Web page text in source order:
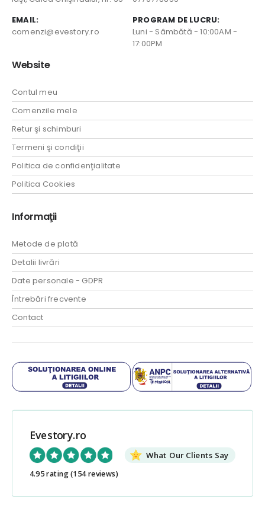
EMAIL:
comenzi@evestory.ro
PROGRAM DE LUCRU:
Luni - Sâmbătă - 10:00AM -
17:00PM
Website
Contul meu
Comenzile mele
Retur şi schimburi
Termeni şi condiţii
Politica de confidenţialitate
Politica Cookies
Informaţii
Metode de plată
Detalii livrări
Date personale - GDPR
Întrebări frecvente
Contact
Evestory.ro
What Our Clients Say
4.95 rating(154 reviews)